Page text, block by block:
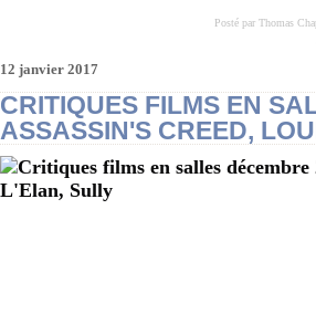
Posté par Thomas
12 janvier 2017
CRITIQUES FILMS EN
ASSASSIN'S CREED,